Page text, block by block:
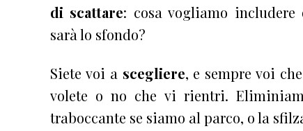
di scattare: cosa vogliamo includere
sarà lo sfondo?
Siete voi a scegliere, e sempre voi
volete o no che vi rientri.
traboccante se siamo al parco, o la